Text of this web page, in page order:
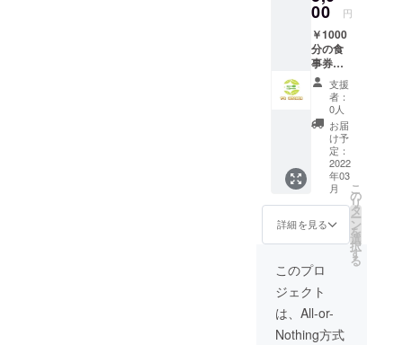
したバラン
ス弁当を
作っており
趣味はポー
で、週に1～
2回 身体を
動かしてい
ます。
是非、ご支
くお願い致
します！！
00 円
￥1000
分の食
事券ま
たは、
クッキ
ング教
室1回
(店舗で
の教室
参加の
場合は
40分～1
時間程
度で材
料費込
み。
Zoomな
どのオ
ンライ
ンクッ
キング
教室は1
支援
者：
0人
お届
け予
定：
2022
年03
月
詳細を見る
こ
の
リ
タ
ー
ン
を
選
択
す
る
このプロ
ジェクト
は、All-or-
Nothing方式